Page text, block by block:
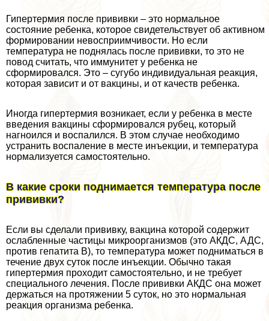
Гипертермия после прививки – это нормальное
состояние ребенка, которое свидетельствует об активном
формировании невосприимчивости. Но если
температура не поднялась после прививки, то это не
повод считать, что иммунитет у ребенка не
сформировался. Это – сугубо индивидуальная реакция,
которая зависит и от вакцины, и от качеств ребенка.
Иногда гипертермия возникает, если у ребенка в месте
введения вакцины сформировался рубец, который
нагноился и воспалился. В этом случае необходимо
устранить воспаление в месте инъекции, и температура
нормализуется самостоятельно.
В какие сроки поднимается температура после
прививки?
Если вы сделали прививку, вакцина которой содержит
ослабленные частицы микроорганизмов (это АКДС, АДС,
против гепатита В), то температура может подниматься в
течение двух суток после инъекции. Обычно такая
гипертермия проходит самостоятельно, и не требует
специального лечения. После прививки АКДС она может
держаться на протяжении 5 суток, но это нормальная
реакция организма ребенка.